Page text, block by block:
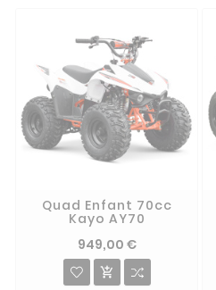
Quad Enfant 70cc
Kayo AY70
949,00 €
